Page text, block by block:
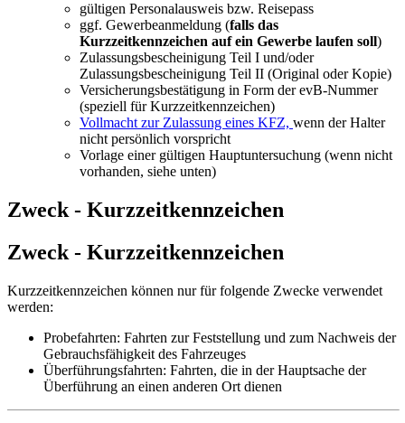
gültigen Personalausweis bzw. Reisepass
ggf. Gewerbeanmeldung (falls das
Kurzzeitkennzeichen auf ein Gewerbe laufen soll)
Zulassungsbescheinigung Teil I und/oder
Zulassungsbescheinigung Teil II (Original oder Kopie)
Versicherungsbestätigung in Form der evB-Nummer
(speziell für Kurzzeitkennzeichen)
Vollmacht zur Zulassung eines KFZ, wenn der Halter
nicht persönlich vorspricht
Vorlage einer gültigen Hauptuntersuchung (wenn nicht
vorhanden, siehe unten)
Zweck - Kurzzeitkennzeichen
Zweck - Kurzzeitkennzeichen
Kurzzeitkennzeichen können nur für folgende Zwecke verwendet
werden:
Probefahrten: Fahrten zur Feststellung und zum Nachweis der
Gebrauchsfähigkeit des Fahrzeuges
Überführungsfahrten: Fahrten, die in der Hauptsache der
Überführung an einen anderen Ort dienen